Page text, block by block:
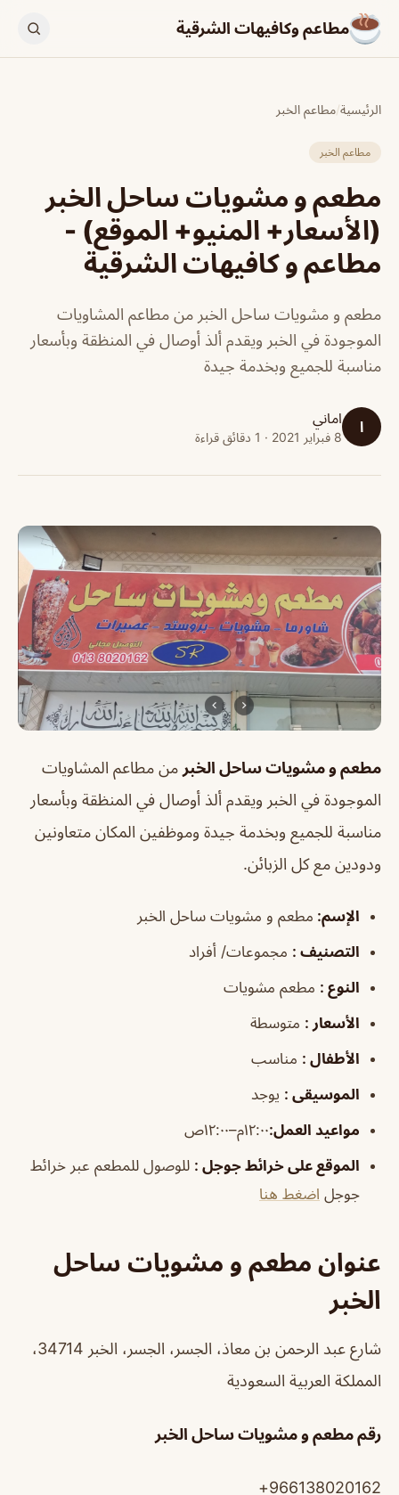
مطاعم وكافيهات الشرقية
الرئيسية/مطاعم الخبر
مطاعم الخبر
مطعم و مشويات ساحل الخبر
(الأسعار+ المنيو+ الموقع) -
مطاعم و كافيهات الشرقية
مطعم و مشويات ساحل الخبر من مطاعم المشاويات
الموجودة في الخبر ويقدم ألذ أوصال في المنظقة وبأسعار
مناسبة للجميع وبخدمة جيدة
ا اماني
8 فبراير 2021 · 1 دقائق قراءة
مطعم و مشويات ساحل الخبر من مطاعم المشاويات
الموجودة في الخبر ويقدم ألذ أوصال في المنظقة وبأسعار
مناسبة للجميع وبخدمة جيدة وموظفين المكان متعاونين
ودودين مع كل الزبائن.
الإسم: مطعم و مشويات ساحل الخبر
التصنيف : مجموعات/ أفراد
النوع : مطعم مشويات
الأسعار : متوسطة
الأطفال : مناسب
الموسيقى : يوجد
مواعيد العمل:١٢:٠٠م–١٢:٠٠ص
الموقع على خرائط جوجل : للوصول للمطعم عبر خرائط
جوجل اضغط هنا
عنوان مطعم و مشويات ساحل
الخبر
شارع عبد الرحمن بن معاذ، الجسر، الجسر، الخبر 34714،
المملكة العربية السعودية
رقم مطعم و مشويات ساحل الخبر
966138020162+